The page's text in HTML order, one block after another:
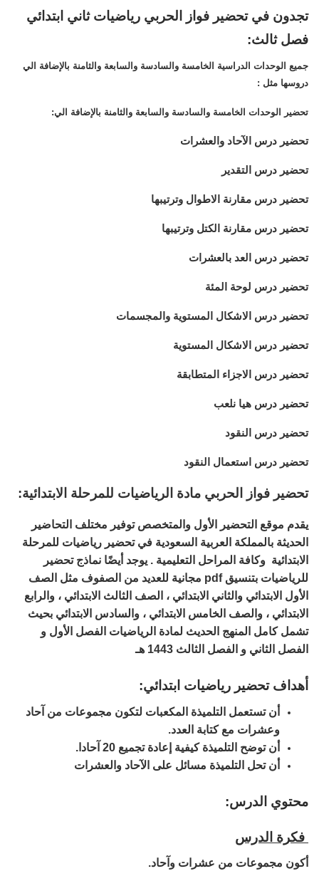
تجدون في تحضير فواز الحربي رياضيات ثاني ابتدائي
فصل ثالث:
جميع الوحدات الدراسية الخامسة والسادسة والسابعة والثامنة بالإضافة الي
دروسها مثل :
تحضير الوحدات الخامسة والسادسة والسابعة والثامنة بالإضافة الي:
تحضير درس الآحاد والعشرات
تحضير درس التقدير
تحضير درس مقارنة الاطوال وترتيبها
تحضير درس مقارنة الكتل وترتيبها
تحضير درس العد بالعشرات
تحضير درس لوحة المئة
تحضير درس الاشكال المستوية والمجسمات
تحضير درس الاشكال المستوية
تحضير درس الاجزاء المتطابقة
تحضير درس هيا نلعب
تحضير درس النقود
تحضير درس استعمال النقود
تحضير فواز الحربي مادة الرياضيات للمرحلة الابتدائية:
يقدم موقع التحضير الأول والمتخصص توفير مختلف التحاضير
الحديثة بالمملكة العربية السعودية في تحضير رياضيات للمرحلة
الابتدائية وكافة المراحل التعليمية . يوجد أيضًا نماذج تحضير
للرياضيات بتنسيق pdf مجانية للعديد من الصفوف مثل الصف
الأول الابتدائي والثاني الابتدائي ، الصف الثالث الابتدائي ، والرابع
الابتدائي ، والصف الخامس الابتدائي ، والسادس الابتدائي بحيث
تشمل كامل المنهج الحديث لمادة الرياضيات الفصل الأول و
الفصل الثاني و الفصل الثالث 1443 هـ
أهداف تحضير رياضيات ابتدائي:
أن تستعمل التلميذة المكعبات لتكون مجموعات من آحاد
وعشرات مع كتابة العدد.
أن توضح التلميذة كيفية إعادة تجميع 20 آحادا.
أن تحل التلميذة مسائل على الآحاد والعشرات
محتوي الدرس:
فكرة الدرس
أكون مجموعات من عشرات وآحاد.